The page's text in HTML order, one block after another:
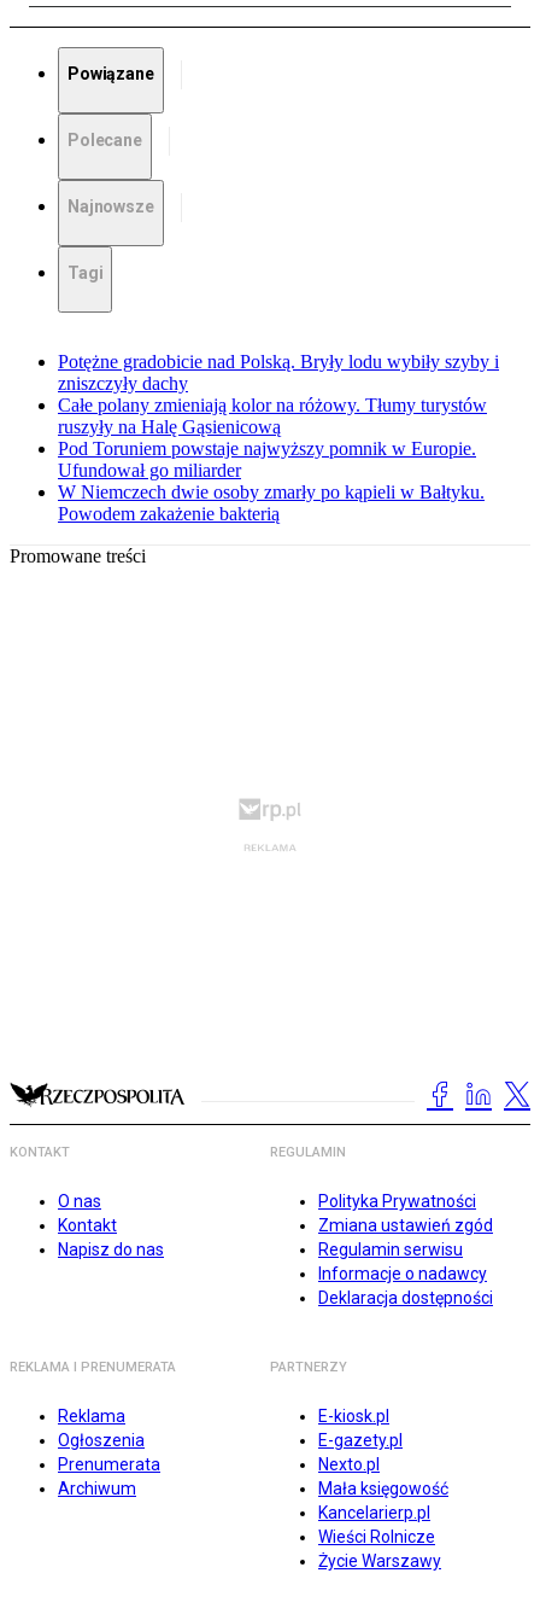
Powiązane
Polecane
Najnowsze
Tagi
Potężne gradobicie nad Polską. Bryły lodu wybiły szyby i
zniszczyły dachy
Całe polany zmieniają kolor na różowy. Tłumy turystów
ruszyły na Halę Gąsienicową
Pod Toruniem powstaje najwyższy pomnik w Europie.
Ufundował go miliarder
W Niemczech dwie osoby zmarły po kąpieli w Bałtyku.
Powodem zakażenie bakterią
Promowane treści
KONTAKT
O nas
Kontakt
Napisz do nas
REGULAMIN
Polityka Prywatności
Zmiana ustawień zgód
Regulamin serwisu
Informacje o nadawcy
Deklaracja dostępności
REKLAMA I PRENUMERATA
Reklama
Ogłoszenia
Prenumerata
Archiwum
PARTNERZY
E-kiosk.pl
E-gazety.pl
Nexto.pl
Mała księgowość
Kancelarierp.pl
Wieści Rolnicze
Życie Warszawy